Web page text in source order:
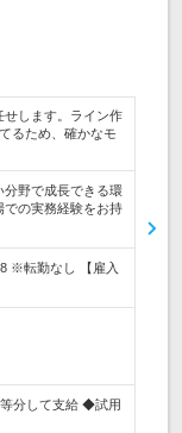
せします。ライン作
るため、確かなモ
分野で成長できる環
の実務経験をお持
※転勤なし 【雇入
分して支給 ◆試用